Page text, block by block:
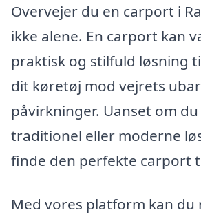
Overvejer du en carport i
ikke alene. En carport kan
praktisk og stilfuld løsning
dit køretøj mod vejrets
påvirkninger. Uanset om
traditionel eller moderne
finde den perfekte carport
Med vores platform kan du